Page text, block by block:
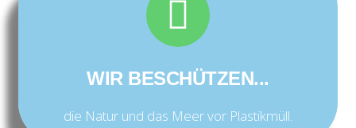
WIR BESCHÜTZEN...
die Natur und das Meer vor Plastikmüll.